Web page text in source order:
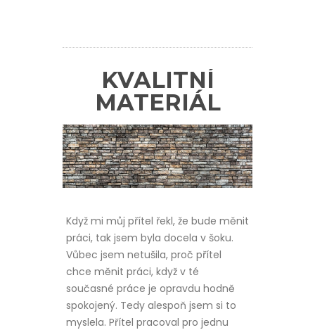
KVALITNÍ
MATERIÁL
Když mi můj přítel řekl, že bude měnit
práci, tak jsem byla docela v šoku.
Vůbec jsem netušila, proč přítel
chce měnit práci, když v té
současné práce je opravdu hodně
spokojený. Tedy alespoň jsem si to
myslela. Přítel pracoval pro jednu